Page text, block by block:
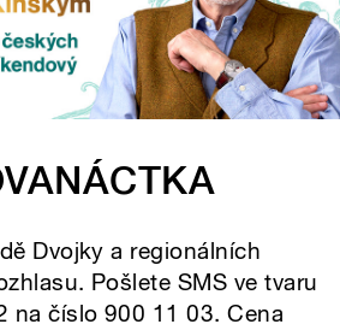
Dvojky a regionálních
Pošlete SMS ve tvaru
na číslo 900 11 03. Cena